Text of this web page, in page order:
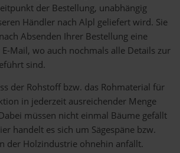
der Bestellung, unabhängig
Händler nach Alpl geliefert wird. Sie
Absenden Ihrer Bestellung eine
Mail, wo auch nochmals alle Details zur
sind.
der Rohstoff bzw. das Rohmaterial für
in jederzeit ausreichender Menge
müssen nicht einmal Bäume gefällt
handelt es sich um Sägespäne bzw.
der Holzindustrie ohnehin anfällt.